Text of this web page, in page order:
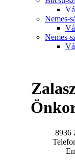
Nemes-
Nemes-
8936